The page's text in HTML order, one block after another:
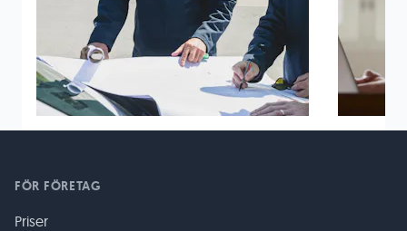
FÖR FÖRETAG
Priser